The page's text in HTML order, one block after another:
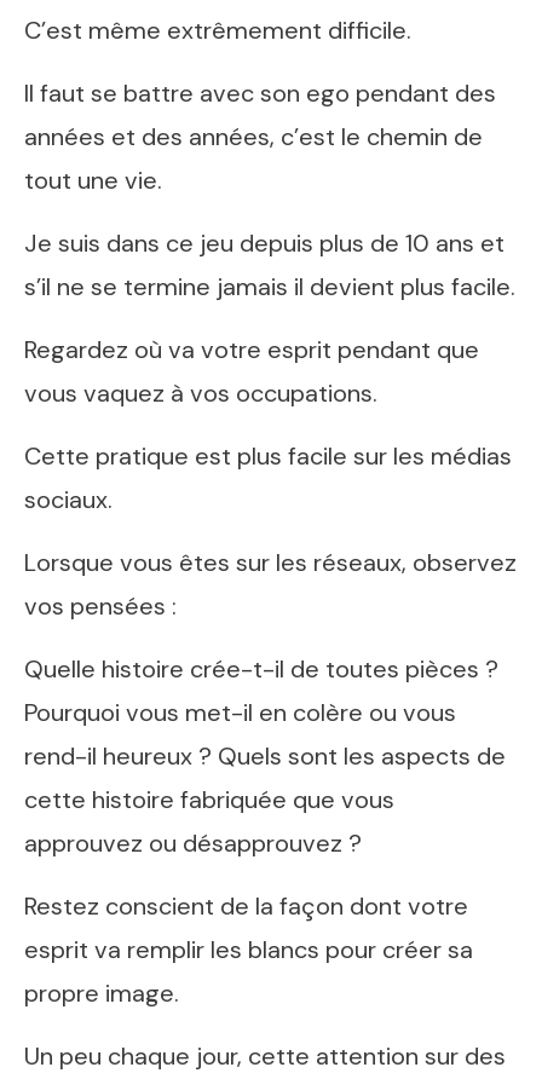
C’est même extrêmement difficile.
Il faut se battre avec son ego pendant des
années et des années, c’est le chemin de
tout une vie.
Je suis dans ce jeu depuis plus de 10 ans et
s’il ne se termine jamais il devient plus facile.
Regardez où va votre esprit pendant que
vous vaquez à vos occupations.
Cette pratique est plus facile sur les médias
sociaux.
Lorsque vous êtes sur les réseaux, observez
vos pensées :
Quelle histoire crée-t-il de toutes pièces ?
Pourquoi vous met-il en colère ou vous
rend-il heureux ? Quels sont les aspects de
cette histoire fabriquée que vous
approuvez ou désapprouvez ?
Restez conscient de la façon dont votre
esprit va remplir les blancs pour créer sa
propre image.
Un peu chaque jour, cette attention sur des